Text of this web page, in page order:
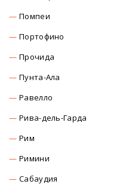
Помпеи
Портофино
Прочида
Пунта-Ала
Равелло
Рива-дель-Гарда
Рим
Римини
Сабаудия